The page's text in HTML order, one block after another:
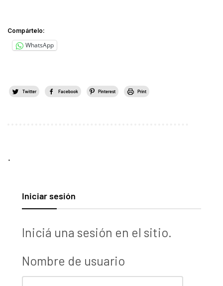
Compártelo:
WhatsApp
Twitter Facebook Pinterest Print
.
Iniciar sesión
Iniciá una sesión en el sitio.
Nombre de usuario